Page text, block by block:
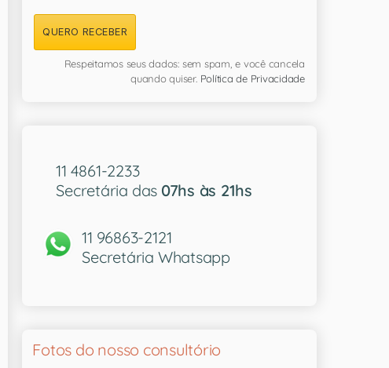
QUERO RECEBER
Respeitamos seus dados: sem spam, e você cancela
quando quiser. Política de Privacidade
11 4861-2233
Secretária das 07hs às 21hs
11 96863-2121
Secretária Whatsapp
Fotos do nosso consultório